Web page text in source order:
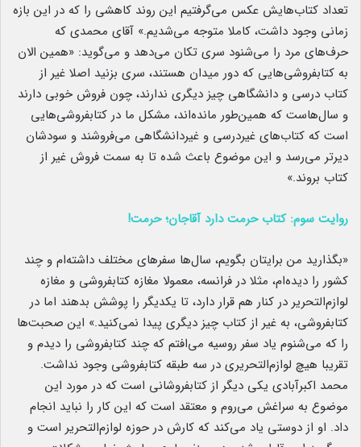
تعداد کتاب‌هایش عکس می‌گرفتیم این روند کاهشی را که در این بازه
زمانی وجود داشت، کاملا متوجه می‌شدیم.» آقای محمدی که
حرف‌های مرد را می‌شنود سری تکان می‌دهد و می‌گوید: «همین الان
به کتابفروشی‌هایی که دور میدان هستند، سری بزنید اصلا غیر از
کتاب درسی و دانشگاهی چیز دیگری ندارند، چون فروش خوبی دارند
و سال‌هاست که همین‌طور مانده‌اند، مشکل ما در کتابفروشی‌هایی
است که کتاب‌های غیردرسی و غیردانشگاهی می‌فروشند و سودشان
دیرتر می‌رسد و این موضوع باعث شده تا به سمت فروش غیر از
کتاب بروند.»
روایت سوم: کتاب حرمت دارد آقاجان؛ حرمت!
«بگذارید من برایتان بگویم، سال‌ها سفرهای مختلف داشته‌ام و چند
کشور را دیده‌ام، مثلا در فرانسه، معمولا مغازه کتابفروشی و مغازه
لوازم‌التحریر در کنار هم قرار دارد، تا یکدیگر را پوشش بدهند اما در
کتابفروشی، به غیر از کتاب چیز دیگری پیدا نمی‌کنید.» این صحبت‌ها
را که می‌شنوم یاد سفر روسیه می‌افتم که چند کتابفروشی را دیدم و
تقریبا هیچ لوازم‌التحریری در سه طبقه کتابفروشی وجود نداشت.
محمد اکبرآبادی یکی دیگر از کتابفروشانی است که در مورد این
موضوع به سراغش می‌روم و معتقد است که این کار را نباید انجام
داد. او از دوستی یاد می‌کند که کارش در حوزه لوازم‌التحریر است و